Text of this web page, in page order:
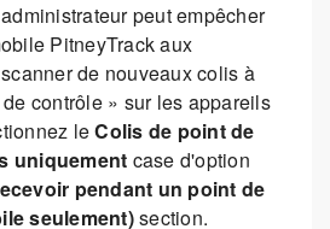
peut empêcher
PitneyTrack aux
de nouveaux colis à
contrôle » sur les appareils
leColis de point de
uniquement case d'option
pendant un point de
seulement)section.